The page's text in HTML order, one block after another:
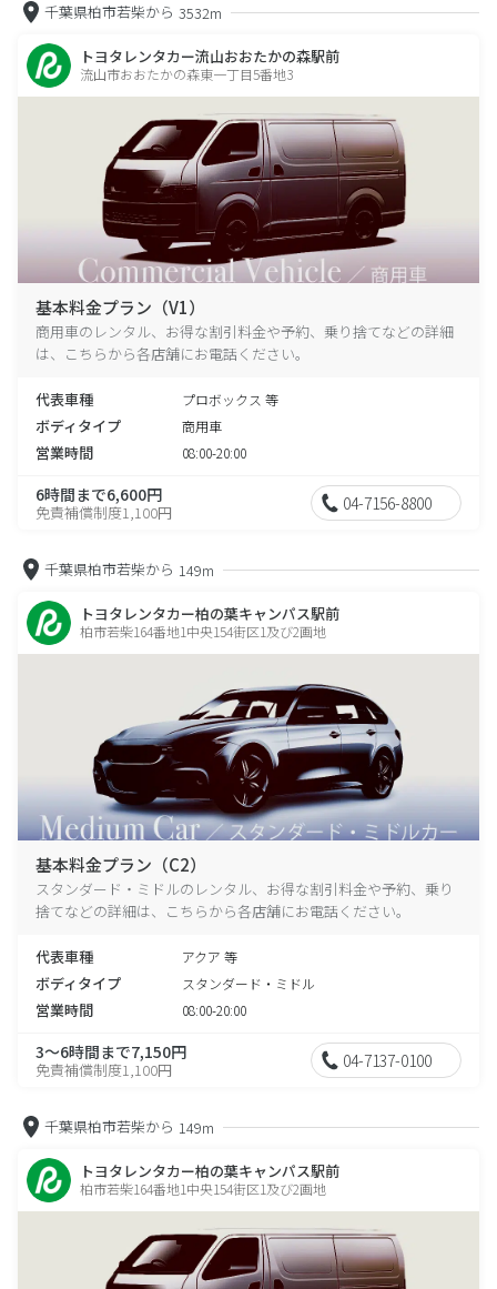
千葉県柏市若柴から 3532m
トヨタレンタカー流山おおたかの森駅前
流山市おおたかの森東一丁目5番地3
基本料金プラン（V1）
商用車のレンタル、お得な割引料金や予約、乗り捨てなどの詳細
は、こちらから各店舗にお電話ください。
代表車種 プロボックス 等
ボディタイプ 商用車
営業時間 08:00-20:00
6時間まで6,600円
免責補償制度1,100円 04-7156-8800
千葉県柏市若柴から 149m
トヨタレンタカー柏の葉キャンパス駅前
柏市若柴164番地1中央154街区1及び2画地
基本料金プラン（C2）
スタンダード・ミドルのレンタル、お得な割引料金や予約、乗り
捨てなどの詳細は、こちらから各店舗にお電話ください。
代表車種 アクア 等
ボディタイプ スタンダード・ミドル
営業時間 08:00-20:00
3～6時間まで7,150円
免責補償制度1,100円 04-7137-0100
千葉県柏市若柴から 149m
トヨタレンタカー柏の葉キャンパス駅前
柏市若柴164番地1中央154街区1及び2画地